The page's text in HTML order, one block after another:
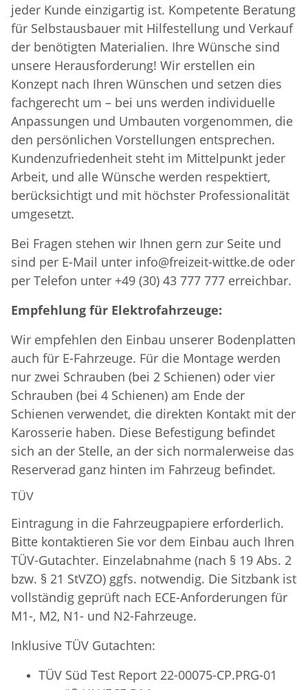
jeder Kunde einzigartig ist. Kompetente Beratung
für Selbstausbauer mit Hilfestellung und Verkauf
der benötigten Materialien. Ihre Wünsche sind
unsere Herausforderung! Wir erstellen ein
Konzept nach Ihren Wünschen und setzen dies
fachgerecht um – bei uns werden individuelle
Anpassungen und Umbauten vorgenommen, die
den persönlichen Vorstellungen entsprechen.
Kundenzufriedenheit steht im Mittelpunkt jeder
Arbeit, und alle Wünsche werden respektiert,
berücksichtigt und mit höchster Professionalität
umgesetzt.
Bei Fragen stehen wir Ihnen gern zur Seite und
sind per E-Mail unter info@freizeit-wittke.de oder
per Telefon unter +49 (30) 43 777 777 erreichbar.
Empfehlung für Elektrofahrzeuge:
Wir empfehlen den Einbau unserer Bodenplatten
auch für E-Fahrzeuge. Für die Montage werden
nur zwei Schrauben (bei 2 Schienen) oder vier
Schrauben (bei 4 Schienen) am Ende der
Schienen verwendet, die direkten Kontakt mit der
Karosserie haben. Diese Befestigung befindet
sich an der Stelle, an der sich normalerweise das
Reserverad ganz hinten im Fahrzeug befindet.
TÜV
Eintragung in die Fahrzeugpapiere erforderlich.
Bitte kontaktieren Sie vor dem Einbau auch Ihren
TÜV-Gutachter. Einzelabnahme (nach § 19 Abs. 2
bzw. § 21 StVZO) ggfs. notwendig. Die Sitzbank ist
vollständig geprüft nach ECE-Anforderungen für
M1-, M2, N1- und N2-Fahrzeuge.
Inklusive TÜV Gutachten:
TÜV Süd Test Report 22-00075-CP.PRG-01